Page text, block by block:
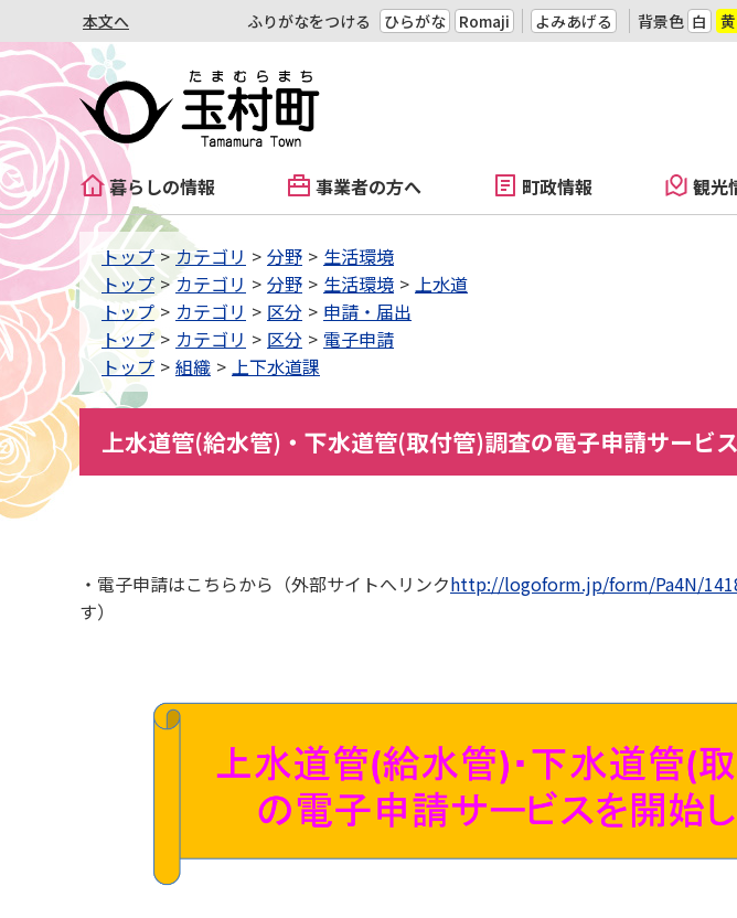
本文へ ふりがなをつける ひらがな Romaji よみあげる 背景色 白 黄
暮らしの情報 事業者の方へ 町政情報 観光
トップ カテゴリ 分野
生活環境
トップ
カテゴリ 分野 生活環境
上水道
トップ
カテゴリ 区分
申請・届出
トップ
カテゴリ 区分
電子申請
トップ
組織 上下水道課
上水道管(給水管)・下水道管(取付管)調査の電子申請サービ
・電子申請はこちらから（外部サイトへリンクhttp://logoform.jp/form/Pa4N/
す）